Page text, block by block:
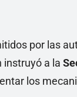
por las
instruyó a la
los